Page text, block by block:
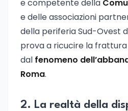
e competente della
e delle associazioni
della periferia Sud-Ovest
prova a ricucire la
dal fenomeno
Roma.
2. La realtà della